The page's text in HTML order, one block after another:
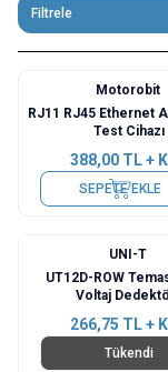
Filtrele
Motorobit
RJ11 RJ45 Ethernet
Test Cihazı
388,00TL +
SEPETE EKLE
UNI-T
UT12D-ROW
Voltaj
266,75 TL +
Tükendi